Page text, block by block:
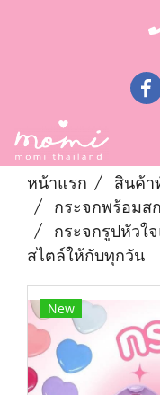
หน้าแรก
สินค้า
กระจกพร้อมส
กระจกรูปหัวใ
สไตล์ให้กับทุกวัน
New